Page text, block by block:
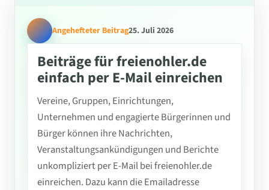
Angehefteter Beitrag25. Juli 2026
Beiträge für freienohler.de
einfach per E-Mail einreichen
Vereine, Gruppen, Einrichtungen,
Unternehmen und engagierte Bürgerinnen und
Bürger können ihre Nachrichten,
Veranstaltungsankündigungen und Berichte
unkompliziert per E-Mail bei freienohler.de
einreichen. Dazu kann die Emailadresse